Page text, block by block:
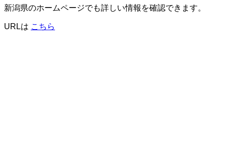
新潟県のホームページでも詳しい情報を確認できます。
URLは こちら